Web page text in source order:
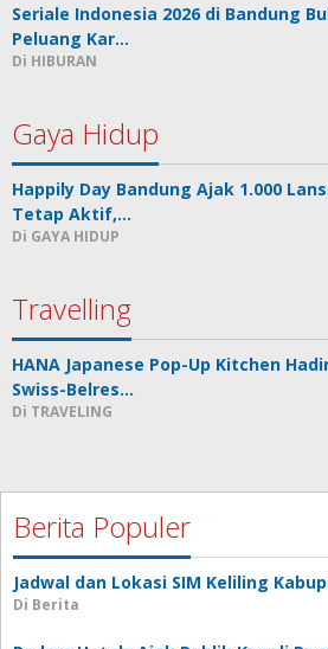
Seriale Indonesia 2026 di Bandung
Peluang Kar…
Di HIBURAN
Gaya Hidup
Happily Day Bandung Ajak 1.000
Tetap Aktif,…
Di GAYA HIDUP
Travelling
HANA Japanese Pop-Up Kitchen
Swiss-Belres…
Di TRAVELING
Berita Populer
Jadwal dan Lokasi SIM Keliling
Di Berita